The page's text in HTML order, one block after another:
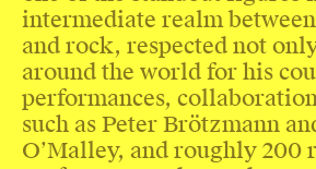
intermediate realm
and rock, respected not
around the world for his
performances,
such as Peter Brötzmann
O’Malley, and roughly 200